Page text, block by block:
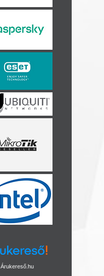
Árukereső.hu